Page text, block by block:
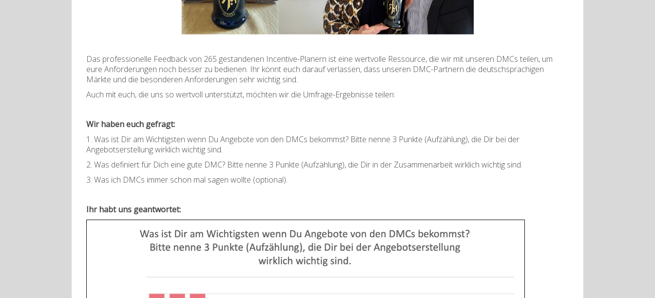
Das professionelle Feedback von 265 gestandenen Incentive-Planern ist eine wertvolle Ressource, die wir mit unseren DMCs teilen, um
eure Anforderungen noch besser zu bedienen. Ihr könnt euch darauf verlassen, dass unseren DMC-Partnern die deutschsprachigen
Märkte und die besonderen Anforderungen sehr wichtig sind.
Auch mit euch, die uns so wertvoll unterstützt, möchten wir die Umfrage-Ergebnisse teilen:
Wir haben euch gefragt:
1. Was ist Dir am Wichtigsten wenn Du Angebote von den DMCs bekommst? Bitte nenne 3 Punkte (Aufzählung), die Dir bei der
Angebotserstellung wirklich wichtig sind.
2. Was definiert für Dich eine gute DMC? Bitte nenne 3 Punkte (Aufzählung), die Dir in der Zusammenarbeit wirklich wichtig sind.
3. Was ich DMCs immer schon mal sagen wollte (optional).
Ihr habt uns geantwortet: